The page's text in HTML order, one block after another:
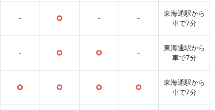
- ○ - -
東海通駅から
車で7分
- ○ ○ -
東海通駅から
車で7分
○ ○ ○ ○
東海通駅から
車で7分